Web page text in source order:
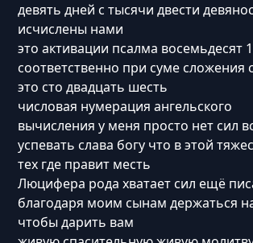
девять дней с тысячи двести
исчислены нами
это активации псалма восемьдесят
соответственно при суме сложения
это сто двадцать шесть
числовая нумерация ангельского
вычисления у меня просто нет сил
успевать слава богу что в этой
тех где правит месть
Люцифера рода хватает сил ещё
благодаря моим сынам держаться
чтобы дарить вам